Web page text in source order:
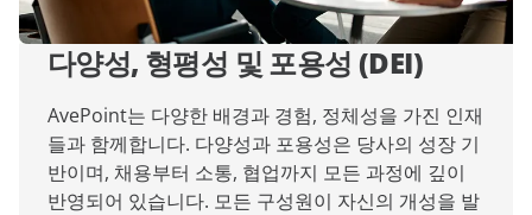
다양성, 형평성 및 포용성 (DEI)
AvePoint는 다양한 배경과 경험, 정체성을 가진 인재
들과 함께합니다. 다양성과 포용성은 당사의 성장 기
반이며, 채용부터 소통, 협업까지 모든 과정에 깊이
반영되어 있습니다. 모든 구성원이 자신의 개성을 발